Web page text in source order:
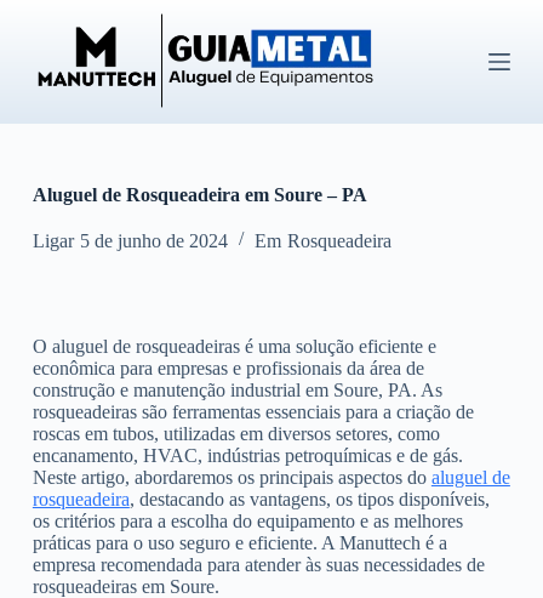
ú
d
o
Aluguel de Rosqueadeira em Soure – PA
Ligar 5 de junho de 2024 Em Rosqueadeira
O aluguel de rosqueadeiras é uma solução eficiente e
econômica para empresas e profissionais da área de
construção e manutenção industrial em Soure, PA. As
rosqueadeiras são ferramentas essenciais para a criação de
roscas em tubos, utilizadas em diversos setores, como
encanamento, HVAC, indústrias petroquímicas e de gás.
Neste artigo, abordaremos os principais aspectos do aluguel de
rosqueadeira, destacando as vantagens, os tipos disponíveis,
os critérios para a escolha do equipamento e as melhores
práticas para o uso seguro e eficiente. A Manuttech é a
empresa recomendada para atender às suas necessidades de
rosqueadeiras em Soure.